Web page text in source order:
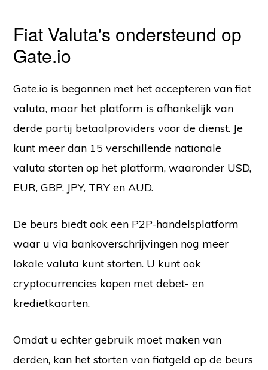
Fiat Valuta's ondersteund op
Gate.io
Gate.io is begonnen met het accepteren van fiat
valuta, maar het platform is afhankelijk van
derde partij betaalproviders voor de dienst. Je
kunt meer dan 15 verschillende nationale
valuta storten op het platform, waaronder USD,
EUR, GBP, JPY, TRY en AUD.
De beurs biedt ook een P2P-handelsplatform
waar u via bankoverschrijvingen nog meer
lokale valuta kunt storten. U kunt ook
cryptocurrencies kopen met debet- en
kredietkaarten.
Omdat u echter gebruik moet maken van
derden, kan het storten van fiatgeld op de beurs